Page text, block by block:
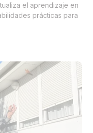
el aprendizaje en
prácticas para